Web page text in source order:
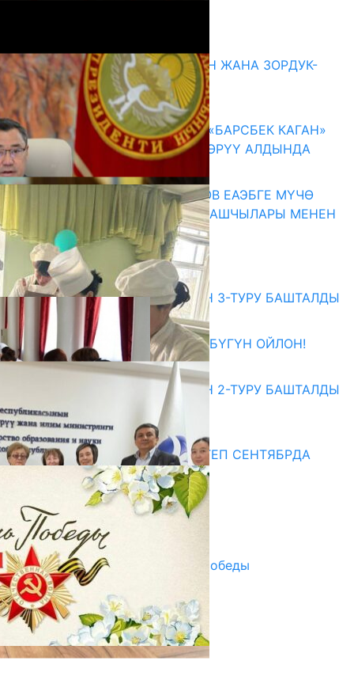
ГЕНДЕРДИК БАСМЫРЛООДОН ЖАНА ЗОРДУК-
ЗОМБУЛУКТАН КОРГОО
07.08.2026
КЫРГЫЗ ТАРЫХЫ ТАСМАДА: «БАРСБЕК КАГАН»
КӨРКӨМ ТАСМАСЫ ЖАРЫК КӨРҮҮ АЛДЫНДА
07.08.2026
ПРЕЗИДЕНТ САДЫР ЖАПАРОВ ЕАЭБГЕ МҮЧӨ
МАМЛЕКЕТТЕРДИН ӨКМӨТ БАШЧЫЛАРЫ МЕНЕН
ЖОЛУГУШТУ
07.08.2026
Абитуриент
ЖОЖДОРГО КАБЫЛ АЛУУНУН 3-ТУРУ БАШТАЛДЫ
27.07.2026
ӨЗҮҢДҮН КЕЛЕЧЕГИҢ ҮЧҮН БҮГҮН ОЙЛОН!
20.07.2026
ЖОЖДОРГО КАБЫЛ АЛУУНУН 2-ТУРУ БАШТАЛДЫ
20.07.2026
Медиа
СУЗАКТА 750 ОРУНДУУ МЕКТЕП СЕНТЯБРДА
ПАЙДАЛАНУУГА БЕРИЛЕТ
07.08.2025
Улуу Жеңиштин жандуу сөзү
29.04.2025
Награды в преддверии Дня Победы
29.04.2025